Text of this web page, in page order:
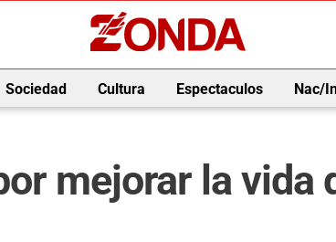
Sociedad Cultura Espectaculos Nac/
mejorar la vida